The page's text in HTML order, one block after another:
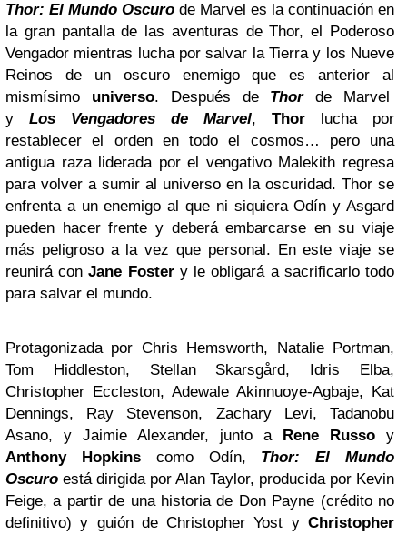
Thor: El Mundo Oscuro de Marvel es la continuación en
la gran pantalla de las aventuras de Thor, el Poderoso
Vengador mientras lucha por salvar la Tierra y los Nueve
Reinos de un oscuro enemigo que es anterior al
mismísimo universo. Después de Thor
de Marvel
y Los Vengadores de Marvel, Thor lucha por
restablecer el orden en todo el cosmos… pero una
antigua raza liderada por el vengativo Malekith regresa
para volver a sumir al universo en la oscuridad. Thor se
enfrenta a un enemigo al que ni siquiera Odín y Asgard
pueden hacer frente y deberá embarcarse en su viaje
más peligroso a la vez que personal. En este viaje se
reunirá conJane Fostery le obligará a sacrificarlo todo
para salvar el mundo.
Protagonizada por Chris Hemsworth, Natalie Portman,
Tom Hiddleston, Stellan Skarsgård, Idris Elba,
Christopher Eccleston, Adewale Akinnuoye-Agbaje, Kat
Dennings, Ray Stevenson, Zachary Levi, Tadanobu
Asano, y Jaimie Alexander, junto a Rene Russo y
Anthony Hopkinscomo Odín, Thor: El Mundo
Oscuro está dirigida por Alan Taylor, producida por Kevin
Feige, a partir de una historia de Don Payne (crédito no
definitivo) y guión de Christopher Yost y Christopher